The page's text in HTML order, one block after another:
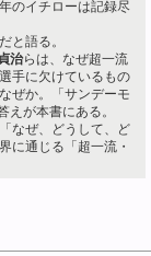
のイチローは記録尽
語る。
治らは、なぜ超一流
手に欠けているもの
ぜか。「サンデーモ
が本書にある。
なぜ、どうして、ど
に通じる「超一流・